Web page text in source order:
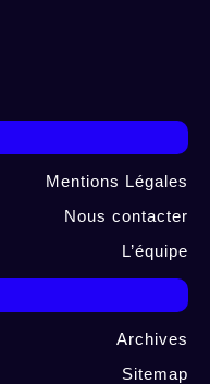
Mentions Légales
Nous contacter
L’équipe
Archives
Sitemap